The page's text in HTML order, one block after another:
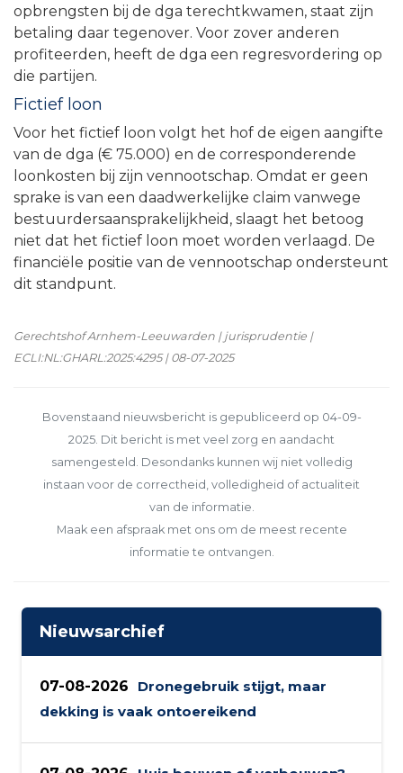
opbrengsten bij de dga terechtkwamen, staat zijn
betaling daar tegenover. Voor zover anderen
profiteerden, heeft de dga een regresvordering op
die partijen.
Fictief loon
Voor het fictief loon volgt het hof de eigen aangifte
van de dga (€ 75.000) en de corresponderende
loonkosten bij zijn vennootschap. Omdat er geen
sprake is van een daadwerkelijke claim vanwege
bestuurdersaansprakelijkheid, slaagt het betoog
niet dat het fictief loon moet worden verlaagd. De
financiële positie van de vennootschap ondersteunt
dit standpunt.
Gerechtshof Arnhem-Leeuwarden | jurisprudentie |
ECLI:NL:GHARL:2025:4295 | 08-07-2025
Bovenstaand nieuwsbericht is gepubliceerd op 04-09-
2025. Dit bericht is met veel zorg en aandacht
samengesteld. Desondanks kunnen wij niet volledig
instaan voor de correctheid, volledigheid of actualiteit
van de informatie.
Maak een afspraak met ons om de meest recente
informatie te ontvangen.
Nieuwsarchief
07-08-2026
Dronegebruik stijgt, maar
dekking is vaak ontoereikend